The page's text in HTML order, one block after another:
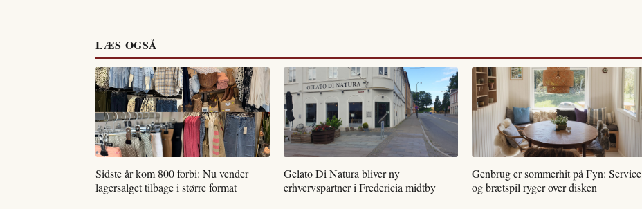
LÆS OGSÅ
Sidste år kom 800 forbi: Nu vender
lagersalget tilbage i større format
Gelato Di Natura bliver ny
erhvervspartner i Fredericia midtby
Genbrug er sommerhit på Fyn: Service
og brætspil ryger over disken